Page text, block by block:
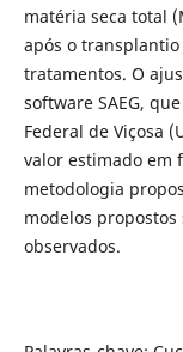
matéria seca total
após o
tratamentos. O
software SAEG,
Federal de Viçosa
valor estimado em
metodologia
modelos
observados.